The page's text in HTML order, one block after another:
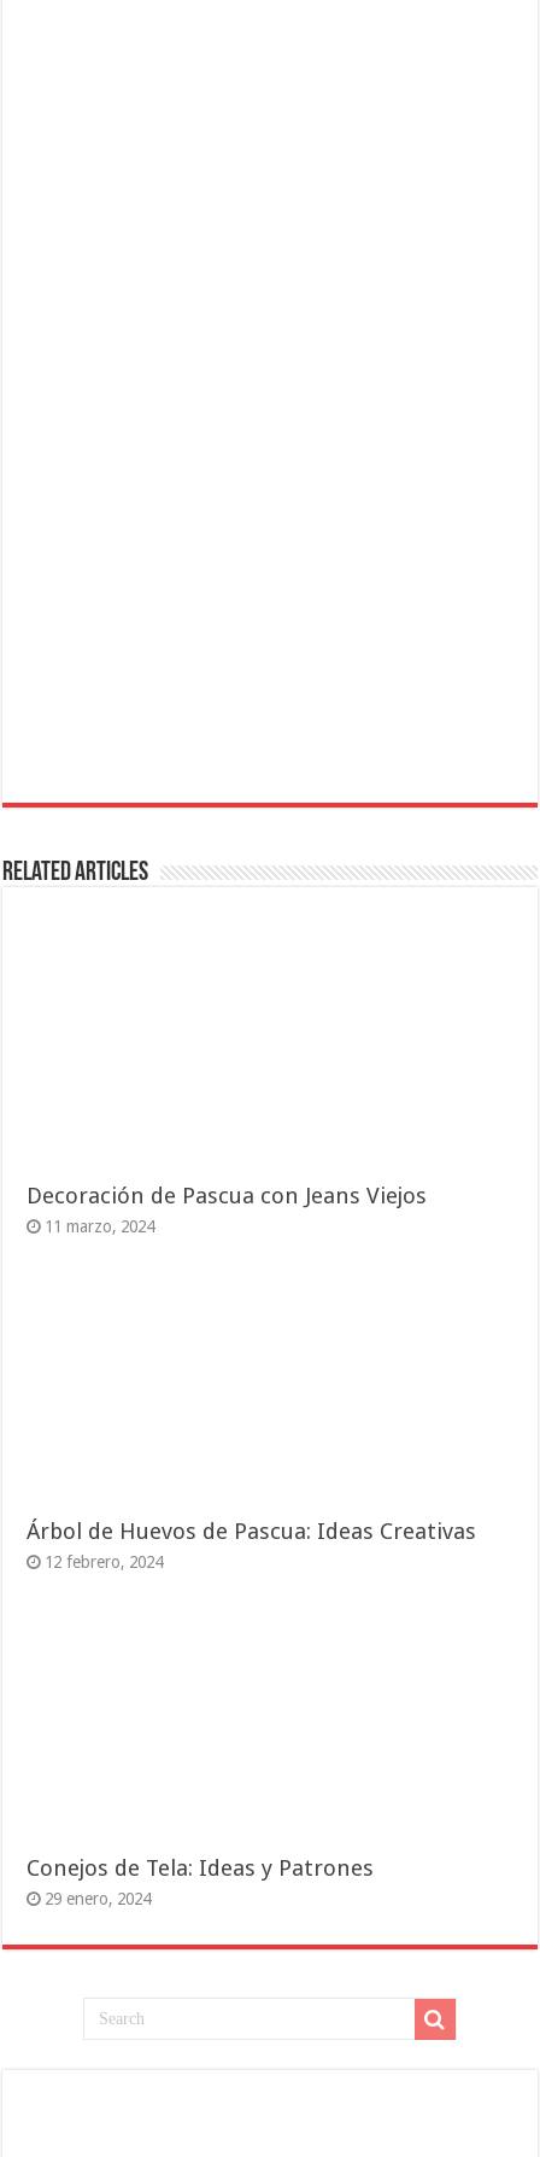
Related Articles
Decoración de Pascua con Jeans Viejos
11 marzo, 2024
Árbol de Huevos de Pascua: Ideas Creativas
12 febrero, 2024
Conejos de Tela: Ideas y Patrones
29 enero, 2024